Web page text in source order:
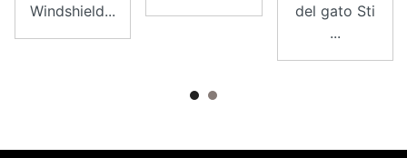
Windshield...
del gato Sti
...